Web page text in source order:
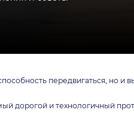
передвигаться, но и
дорогой и технологичный